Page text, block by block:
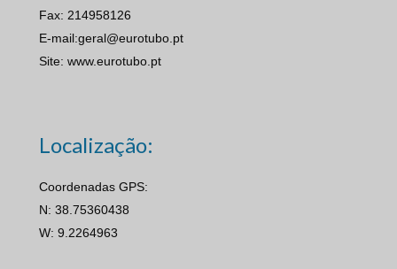
Fax: 214958126
E-mail:geral@eurotubo.pt
Site: www.eurotubo.pt
Localização:
Coordenadas GPS:
N: 38.75360438
W: 9.2264963